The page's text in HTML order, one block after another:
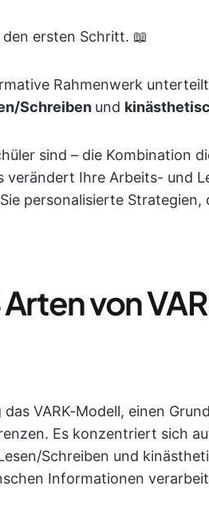
ersten Schritt. 📖
Rahmenwerk
Schreiben und
sind – die Kombination
Ihre Arbeits- und
personalisierte Strategien,
von
VARK-Modell, einen
Es konzentriert sich
Schreiben und
Informationen